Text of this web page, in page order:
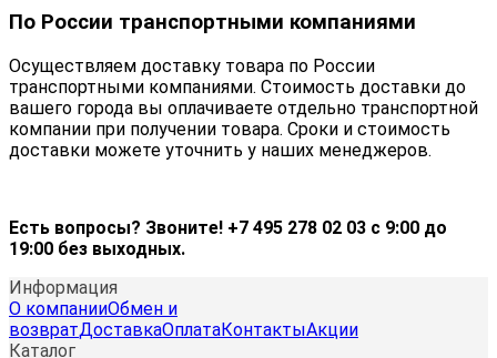
По России транспортными компаниями
Осуществляем доставку товара по России
транспортными компаниями. Стоимость доставки до
вашего города вы оплачиваете отдельно транспортной
компании при получении товара. Сроки и стоимость
доставки можете уточнить у наших менеджеров.
Есть вопросы? Звоните! +7 495 278 02 03 с 9:00 до
19:00 без выходных.
Информация
О компанииОбмен и
возвратДоставкаОплатаКонтактыАкции
Каталог